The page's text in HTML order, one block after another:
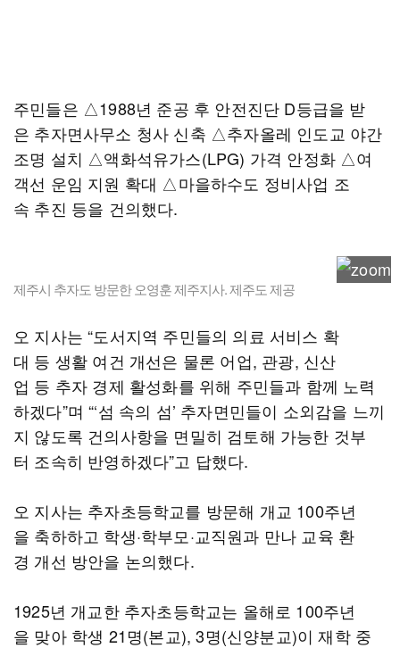
주민들은 △1988년 준공 후 안전진단 D등급을 받
은 추자면사무소 청사 신축 △추자올레 인도교 야간
조명 설치 △액화석유가스(LPG) 가격 안정화 △여
객선 운임 지원 확대 △마을하수도 정비사업 조
속 추진 등을 건의했다.
제주시 추자도 방문한 오영훈 제주지사. 제주도 제공
오 지사는 “도서지역 주민들의 의료 서비스 확
대 등 생활 여건 개선은 물론 어업, 관광, 신산
업 등 추자 경제 활성화를 위해 주민들과 함께 노력
하겠다”며 “‘섬 속의 섬’ 추자면민들이 소외감을 느끼
지 않도록 건의사항을 면밀히 검토해 가능한 것부
터 조속히 반영하겠다”고 답했다.
오 지사는 추자초등학교를 방문해 개교 100주년
을 축하하고 학생·학부모·교직원과 만나 교육 환
경 개선 방안을 논의했다.
1925년 개교한 추자초등학교는 올해로 100주년
을 맞아 학생 21명(본교), 3명(신양분교)이 재학 중